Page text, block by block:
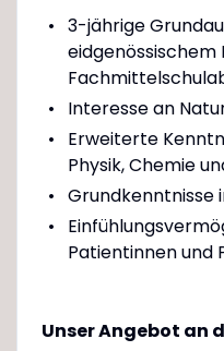
3-jährige
eidgenössischem
Interesse an
Erweiterte
Physik, Chemie
Grundkenntnisse
Patientinnen und
Unser Angebot an